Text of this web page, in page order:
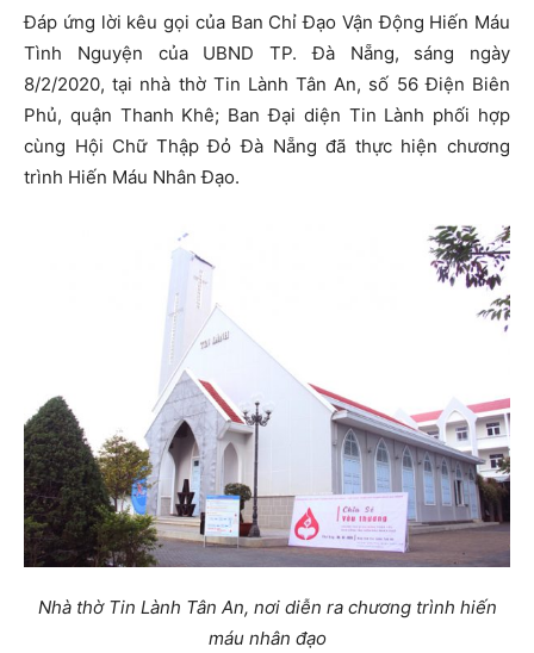
Đáp ứng lời kêu gọi của Ban Chỉ Đạo Vận Động Hiến Máu
Tình Nguyện của UBND TP. Đà Nẵng, sáng ngày
8/2/2020, tại nhà thờ Tin Lành Tân An, số 56 Điện Biên
Phủ, quận Thanh Khê; Ban Đại diện Tin Lành phối hợp
cùng Hội Chữ Thập Đỏ Đà Nẵng đã thực hiện chương
trình Hiến Máu Nhân Đạo.
Nhà thờ Tin Lành Tân An, nơi diễn ra chương trình hiến
máu nhân đạo